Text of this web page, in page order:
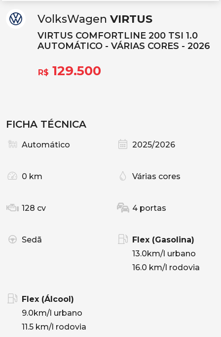
VolksWagen VIRTUS
VIRTUS COMFORTLINE 200 TSI 1.0
AUTOMÁTICO - VÁRIAS CORES - 2026
R$ 129.500
FICHA TÉCNICA
Automático 2025/2026
0 km Várias cores
128 cv 4 portas
Sedã
Flex (Gasolina)
13.0km/l urbano
16.0 km/l rodovia
Flex (Álcool)
9.0km/l urbano
11.5 km/l rodovia